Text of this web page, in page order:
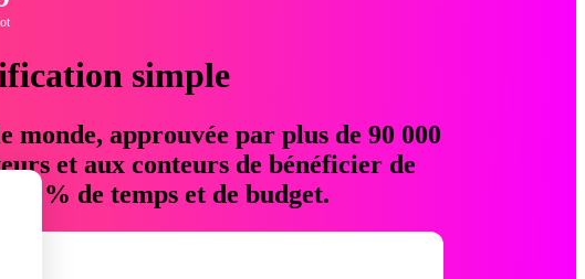
simple
monde, approuvée par plus de 90 000
et aux conteurs de bénéficier de
% de temps et de budget.